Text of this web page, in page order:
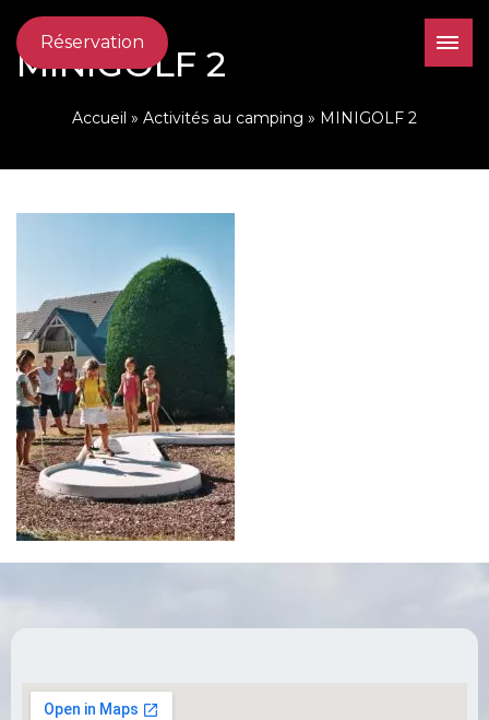
Réservation
MINIGOLF 2
Accueil » Activités au camping » MINIGOLF 2